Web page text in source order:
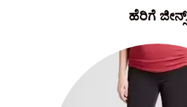
ಹೆರಿಗೆ ಜೀನ್ಸ್